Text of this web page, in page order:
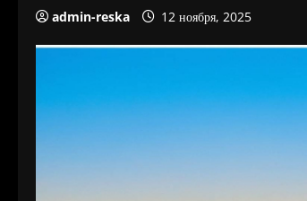
admin-reska 12 ноября, 2025